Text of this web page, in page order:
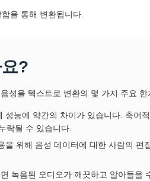
을 통해 변환됩니다.
?
성을 텍스트로 변환의 몇 가지 주요 한
능에 약간의 차이가 있습니다. 축어
락될 수 있습니다.
위해 음성 데이터에 대한 사람의 편
녹음된 오디오가 깨끗하고 알아들을